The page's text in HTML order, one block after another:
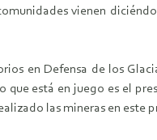
vienen
en Defensa de los
que está en juego es el
las mineras en